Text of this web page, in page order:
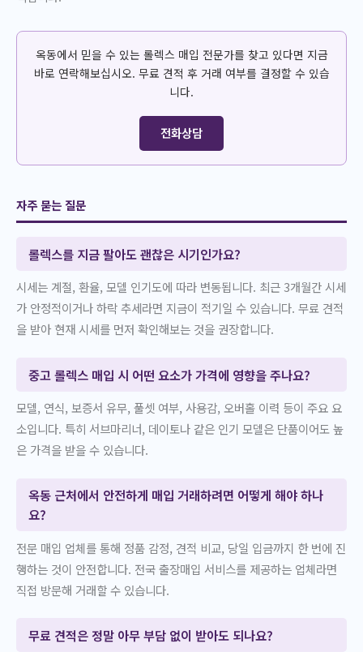
옥동에서 믿을 수 있는 롤렉스 매입 전문가를 찾고 있다면 지금
바로 연락해보십시오. 무료 견적 후 거래 여부를 결정할 수 있습
니다.
전화상담
자주 묻는 질문
롤렉스를 지금 팔아도 괜찮은 시기인가요?
시세는 계절, 환율, 모델 인기도에 따라 변동됩니다. 최근 3개월간 시세
가 안정적이거나 하락 추세라면 지금이 적기일 수 있습니다. 무료 견적
을 받아 현재 시세를 먼저 확인해보는 것을 권장합니다.
중고 롤렉스 매입 시 어떤 요소가 가격에 영향을 주나요?
모델, 연식, 보증서 유무, 풀셋 여부, 사용감, 오버홀 이력 등이 주요 요
소입니다. 특히 서브마리너, 데이토나 같은 인기 모델은 단품이어도 높
은 가격을 받을 수 있습니다.
옥동 근처에서 안전하게 매입 거래하려면 어떻게 해야 하나
요?
전문 매입 업체를 통해 정품 감정, 견적 비교, 당일 입금까지 한 번에 진
행하는 것이 안전합니다. 전국 출장매입 서비스를 제공하는 업체라면
직접 방문해 거래할 수 있습니다.
무료 견적은 정말 아무 부담 없이 받아도 되나요?